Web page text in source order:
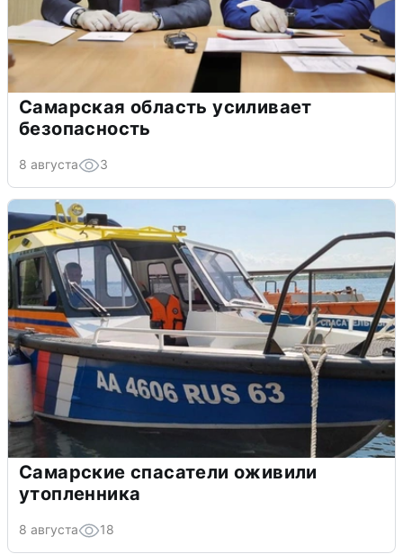
Самарская область усиливает
безопасность
8 августа 3
Самарские спасатели оживили
утопленника
8 августа 18